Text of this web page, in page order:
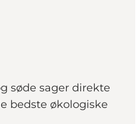
søde sager direkte
bedste økologiske